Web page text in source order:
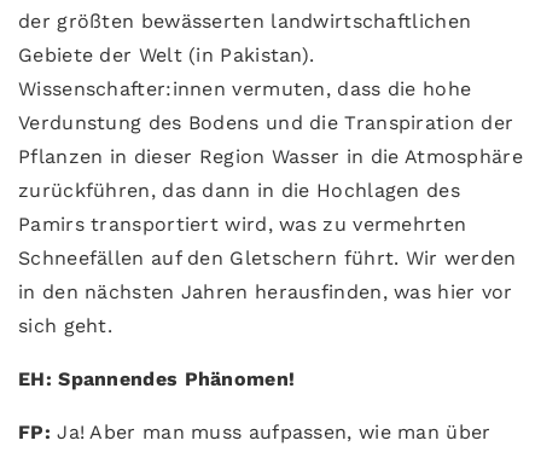
der größten bewässerten landwirtschaftlichen
Gebiete der Welt (in Pakistan).
Wissenschafter:innen vermuten, dass die hohe
Verdunstung des Bodens und die Transpiration der
Pflanzen in dieser Region Wasser in die Atmosphäre
zurückführen, das dann in die Hochlagen des
Pamirs transportiert wird, was zu vermehrten
Schneefällen auf den Gletschern führt. Wir werden
in den nächsten Jahren herausfinden, was hier vor
sich geht.
EH: Spannendes Phänomen!
FP:Ja! Aber man muss aufpassen, wie man über